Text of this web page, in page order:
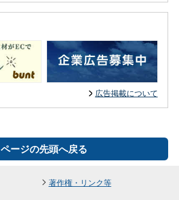
広告掲載について
ページの先頭へ戻る
著作権・リンク等